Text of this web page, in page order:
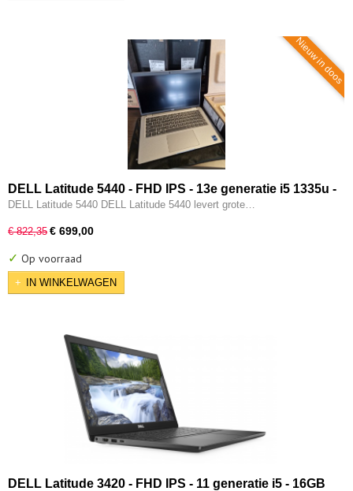
Nieuw in doos
DELL Latitude 5440 - FHD IPS - 13e generatie i5 1335u -
10-CORE - 16GB - 256GB SSD - Intel UHD - 2x Type-C -
DELL Latitude 5440 DELL Latitude 5440 levert grote…
€ 822,35 € 699,00
✓ Op voorraad
IN WINKELWAGEN
DELL Latitude 3420 - FHD IPS - 11 generatie i5 - 16GB